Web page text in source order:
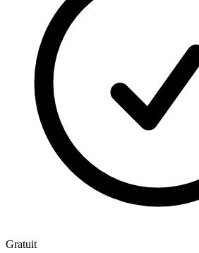
Gratuit